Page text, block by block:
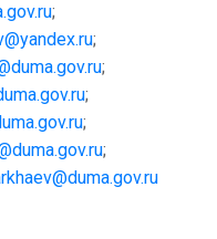
;
;
;
;
;
;